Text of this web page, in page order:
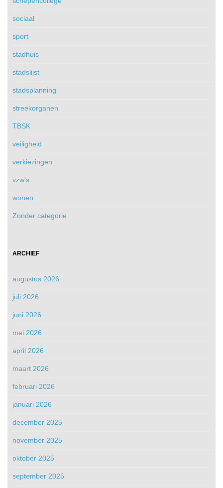
sociaal
sport
stadhuis
stadslijst
stadsplanning
streekorganen
TBSK
veiligheid
verkiezingen
vzw's
wonen
Zonder categorie
ARCHIEF
augustus 2026
juli 2026
juni 2026
mei 2026
april 2026
maart 2026
februari 2026
januari 2026
december 2025
november 2025
oktober 2025
september 2025